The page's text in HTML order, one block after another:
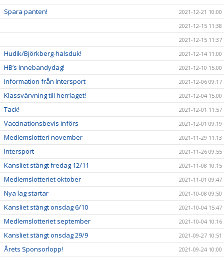
Spara panten!
2021-12-21 10:00
2021-12-15 11:38
2021-12-15 11:37
Hudik/Björkberg-halsduk! 2021-12-14 11:00
HB’s Innebandydag! 2021-12-10 15:00
Information från Intersport 2021-12-06 09:17
Klassvärvning till herrlaget! 2021-12-04 15:00
Tack! 2021-12-01 11:57
Vaccinationsbevis införs 2021-12-01 09:19
Medlemslotteri november 2021-11-29 11:13
Intersport 2021-11-26 09:55
Kansliet stängt fredag 12/11 2021-11-08 10:15
Medlemslotteriet oktober 2021-11-01 09:47
Nya lag startar 2021-10-08 09:50
Kansliet stängt onsdag 6/10 2021-10-04 15:47
Medlemslotteriet september 2021-10-04 10:16
Kansliet stängt onsdag 29/9 2021-09-27 10:51
Årets Sponsorlopp! 2021-09-24 10:00